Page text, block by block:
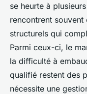
se heurte à
rencontrent
structurels qui
Parmi ceux-ci, le
la difficulté à
qualifié restent des
nécessite une